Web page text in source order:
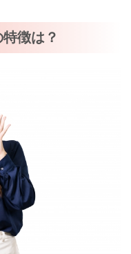
徴は？